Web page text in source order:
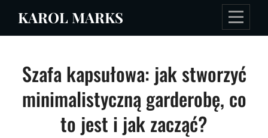
KAROL MARKS
Szafa kapsułowa: jak stworzyć
minimalistyczną garderobę, co
to jest i jak zacząć?
Nawigacja
wpisu